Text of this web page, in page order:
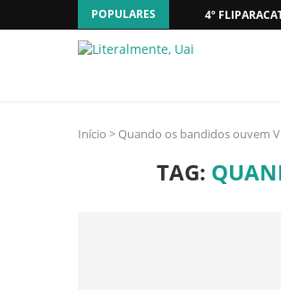
POPULARES 4º
Início > Quando os bandidos ouvem
TAG: